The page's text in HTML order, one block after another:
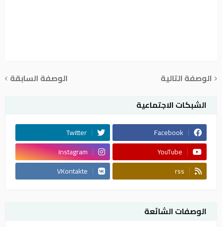
الوصفة التالية
الوصفة السابقة
الشبكات الاجتماعية
Facebook
Twitter
YouTube
Instagram
rss
VKontakte
الوصفات الشائعة